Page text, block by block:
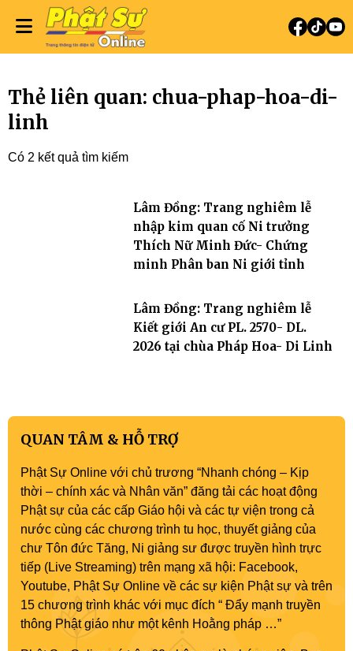
Thẻ liên quan: chua-phap-hoa-di-
linh
Có 2 kết quả tìm kiếm
Lâm Đồng: Trang nghiêm lễ
nhập kim quan cố Ni trưởng
Thích Nữ Minh Đức- Chứng
minh Phân ban Ni giới tỉnh
Lâm Đồng: Trang nghiêm lễ
Kiết giới An cư PL. 2570- DL.
2026 tại chùa Pháp Hoa- Di Linh
QUAN TÂM & HỖ TRỢ
Phật Sự Online với chủ trương “Nhanh chóng – Kịp
thời – chính xác và Nhân văn” đăng tải các hoạt động
Phật sự của các cấp Giáo hội và các tự viện trong cả
nước cùng các chương trình tu học, thuyết giảng của
chư Tôn đức Tăng, Ni giảng sư được truyền hình trực
tiếp (Live Streaming) trên mạng xã hội: Facebook,
Youtube, Phật Sự Online về các sự kiện Phật sự và trên
15 chương trình khác với mục đích “ Đẩy mạnh truyền
thông Phật giáo như một kênh Hoằng pháp …”